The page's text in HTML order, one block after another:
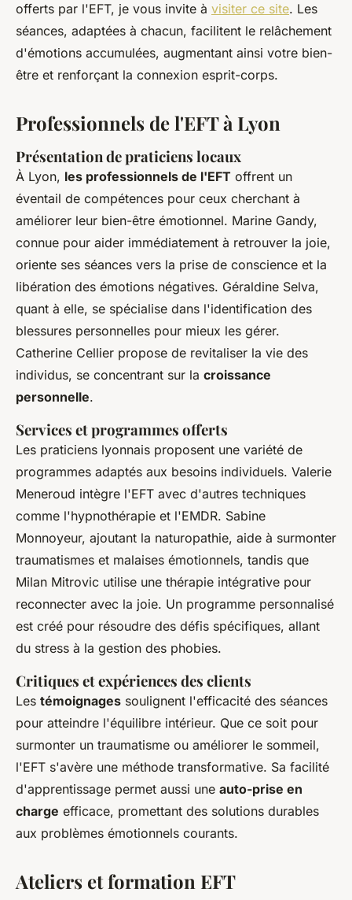
offerts par l'EFT, je vous invite à visiter ce site. Les
séances, adaptées à chacun, facilitent le relâchement
d'émotions accumulées, augmentant ainsi votre bien-
être et renforçant la connexion esprit-corps.
Professionnels de l'EFT à Lyon
Présentation de praticiens locaux
À Lyon, les professionnels de l'EFT offrent un
éventail de compétences pour ceux cherchant à
améliorer leur bien-être émotionnel. Marine Gandy,
connue pour aider immédiatement à retrouver la joie,
oriente ses séances vers la prise de conscience et la
libération des émotions négatives. Géraldine Selva,
quant à elle, se spécialise dans l'identification des
blessures personnelles pour mieux les gérer.
Catherine Cellier propose de revitaliser la vie des
individus, se concentrant sur la croissance
personnelle.
Services et programmes offerts
Les praticiens lyonnais proposent une variété de
programmes adaptés aux besoins individuels. Valerie
Meneroud intègre l'EFT avec d'autres techniques
comme l'hypnothérapie et l'EMDR. Sabine
Monnoyeur, ajoutant la naturopathie, aide à surmonter
traumatismes et malaises émotionnels, tandis que
Milan Mitrovic utilise une thérapie intégrative pour
reconnecter avec la joie. Un programme personnalisé
est créé pour résoudre des défis spécifiques, allant
du stress à la gestion des phobies.
Critiques et expériences des clients
Les témoignages soulignent l'efficacité des séances
pour atteindre l'équilibre intérieur. Que ce soit pour
surmonter un traumatisme ou améliorer le sommeil,
l'EFT s'avère une méthode transformative. Sa facilité
d'apprentissage permet aussi une auto-prise en
charge efficace, promettant des solutions durables
aux problèmes émotionnels courants.
Ateliers et formation EFT